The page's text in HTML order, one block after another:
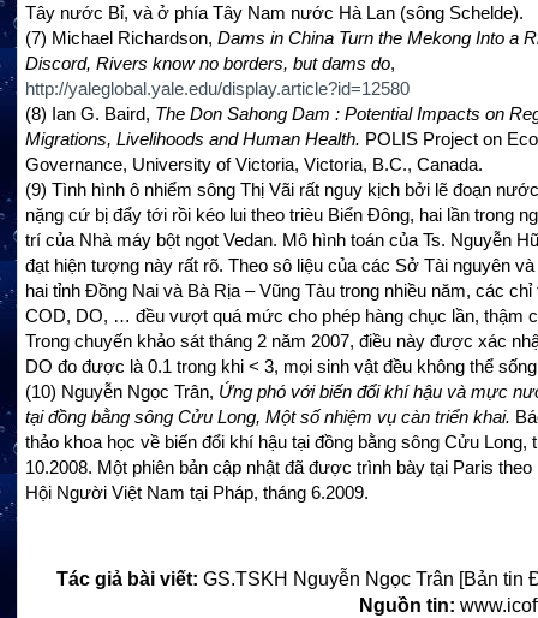
Tây nước Bỉ, và ở phía Tây Nam nước Hà Lan (sông Schelde).
(7) Michael Richardson, Dams in China Turn the Mekong Into a
Discord, Rivers know no borders, but dams do,
http://yaleglobal.yale.edu/display.article?id=12580
(8) Ian G. Baird, The Don Sahong Dam : Potential Impacts on
Migrations, Livelihoods and Human Health. POLIS Project on
Governance, University of Victoria, Victoria, B.C., Canada.
(9) Tình hình ô nhiểm sông Thị Vãi rất nguy kịch bởi lẽ đoạn
nặng cứ bị đẩy tới rồi kéo lui theo trièu Biển Đông, hai lần trong
trí của Nhà máy bột ngọt Vedan. Mô hình toán của Ts. Nguyễn
đạt hiện tượng này rất rõ. Theo sô liệu của các Sở Tài nguyên
hai tỉnh Đồng Nai và Bà Rịa – Vũng Tàu trong nhiều năm, các chỉ
COD, DO, … đều vượt quá mức cho phép hàng chục lần, thậm
Trong chuyến khảo sát tháng 2 năm 2007, điều này được xác
DO đo được là 0.1 trong khi < 3, mọi sinh vật đều không thể
(10) Nguyễn Ngọc Trân, Ứng phó với biến đổi khí hậu và mực
tại đồng bằng sông Cửu Long, Một số nhiệm vụ càn triển khai.
thảo khoa học về biến đổi khí hậu tại đồng bằng sông Cửu Long,
10.2008. Một phiên bản cập nhật đã được trình bày tại Paris
Hội Người Việt Nam tại Pháp, tháng 6.2009.
Tác giả bài viết: GS.TSKH Nguyễn Ngọc Trân [Bản tin
Nguồn tin: